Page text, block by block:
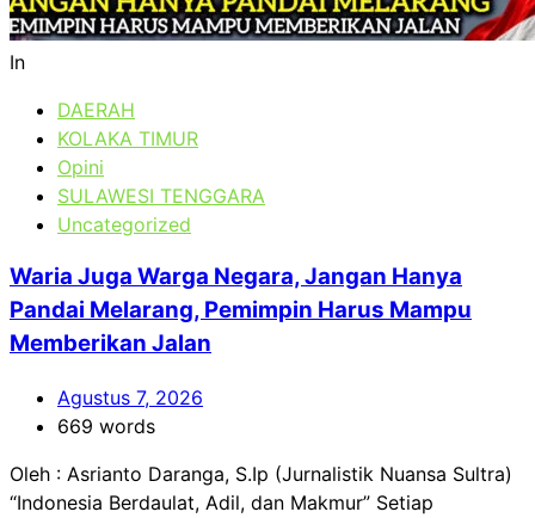
In
DAERAH
KOLAKA TIMUR
Opini
SULAWESI TENGGARA
Uncategorized
Waria Juga Warga Negara, Jangan Hanya
Pandai Melarang, Pemimpin Harus Mampu
Memberikan Jalan
Agustus 7, 2026
669 words
Oleh : Asrianto Daranga, S.Ip (Jurnalistik Nuansa Sultra)
“Indonesia Berdaulat, Adil, dan Makmur” Setiap